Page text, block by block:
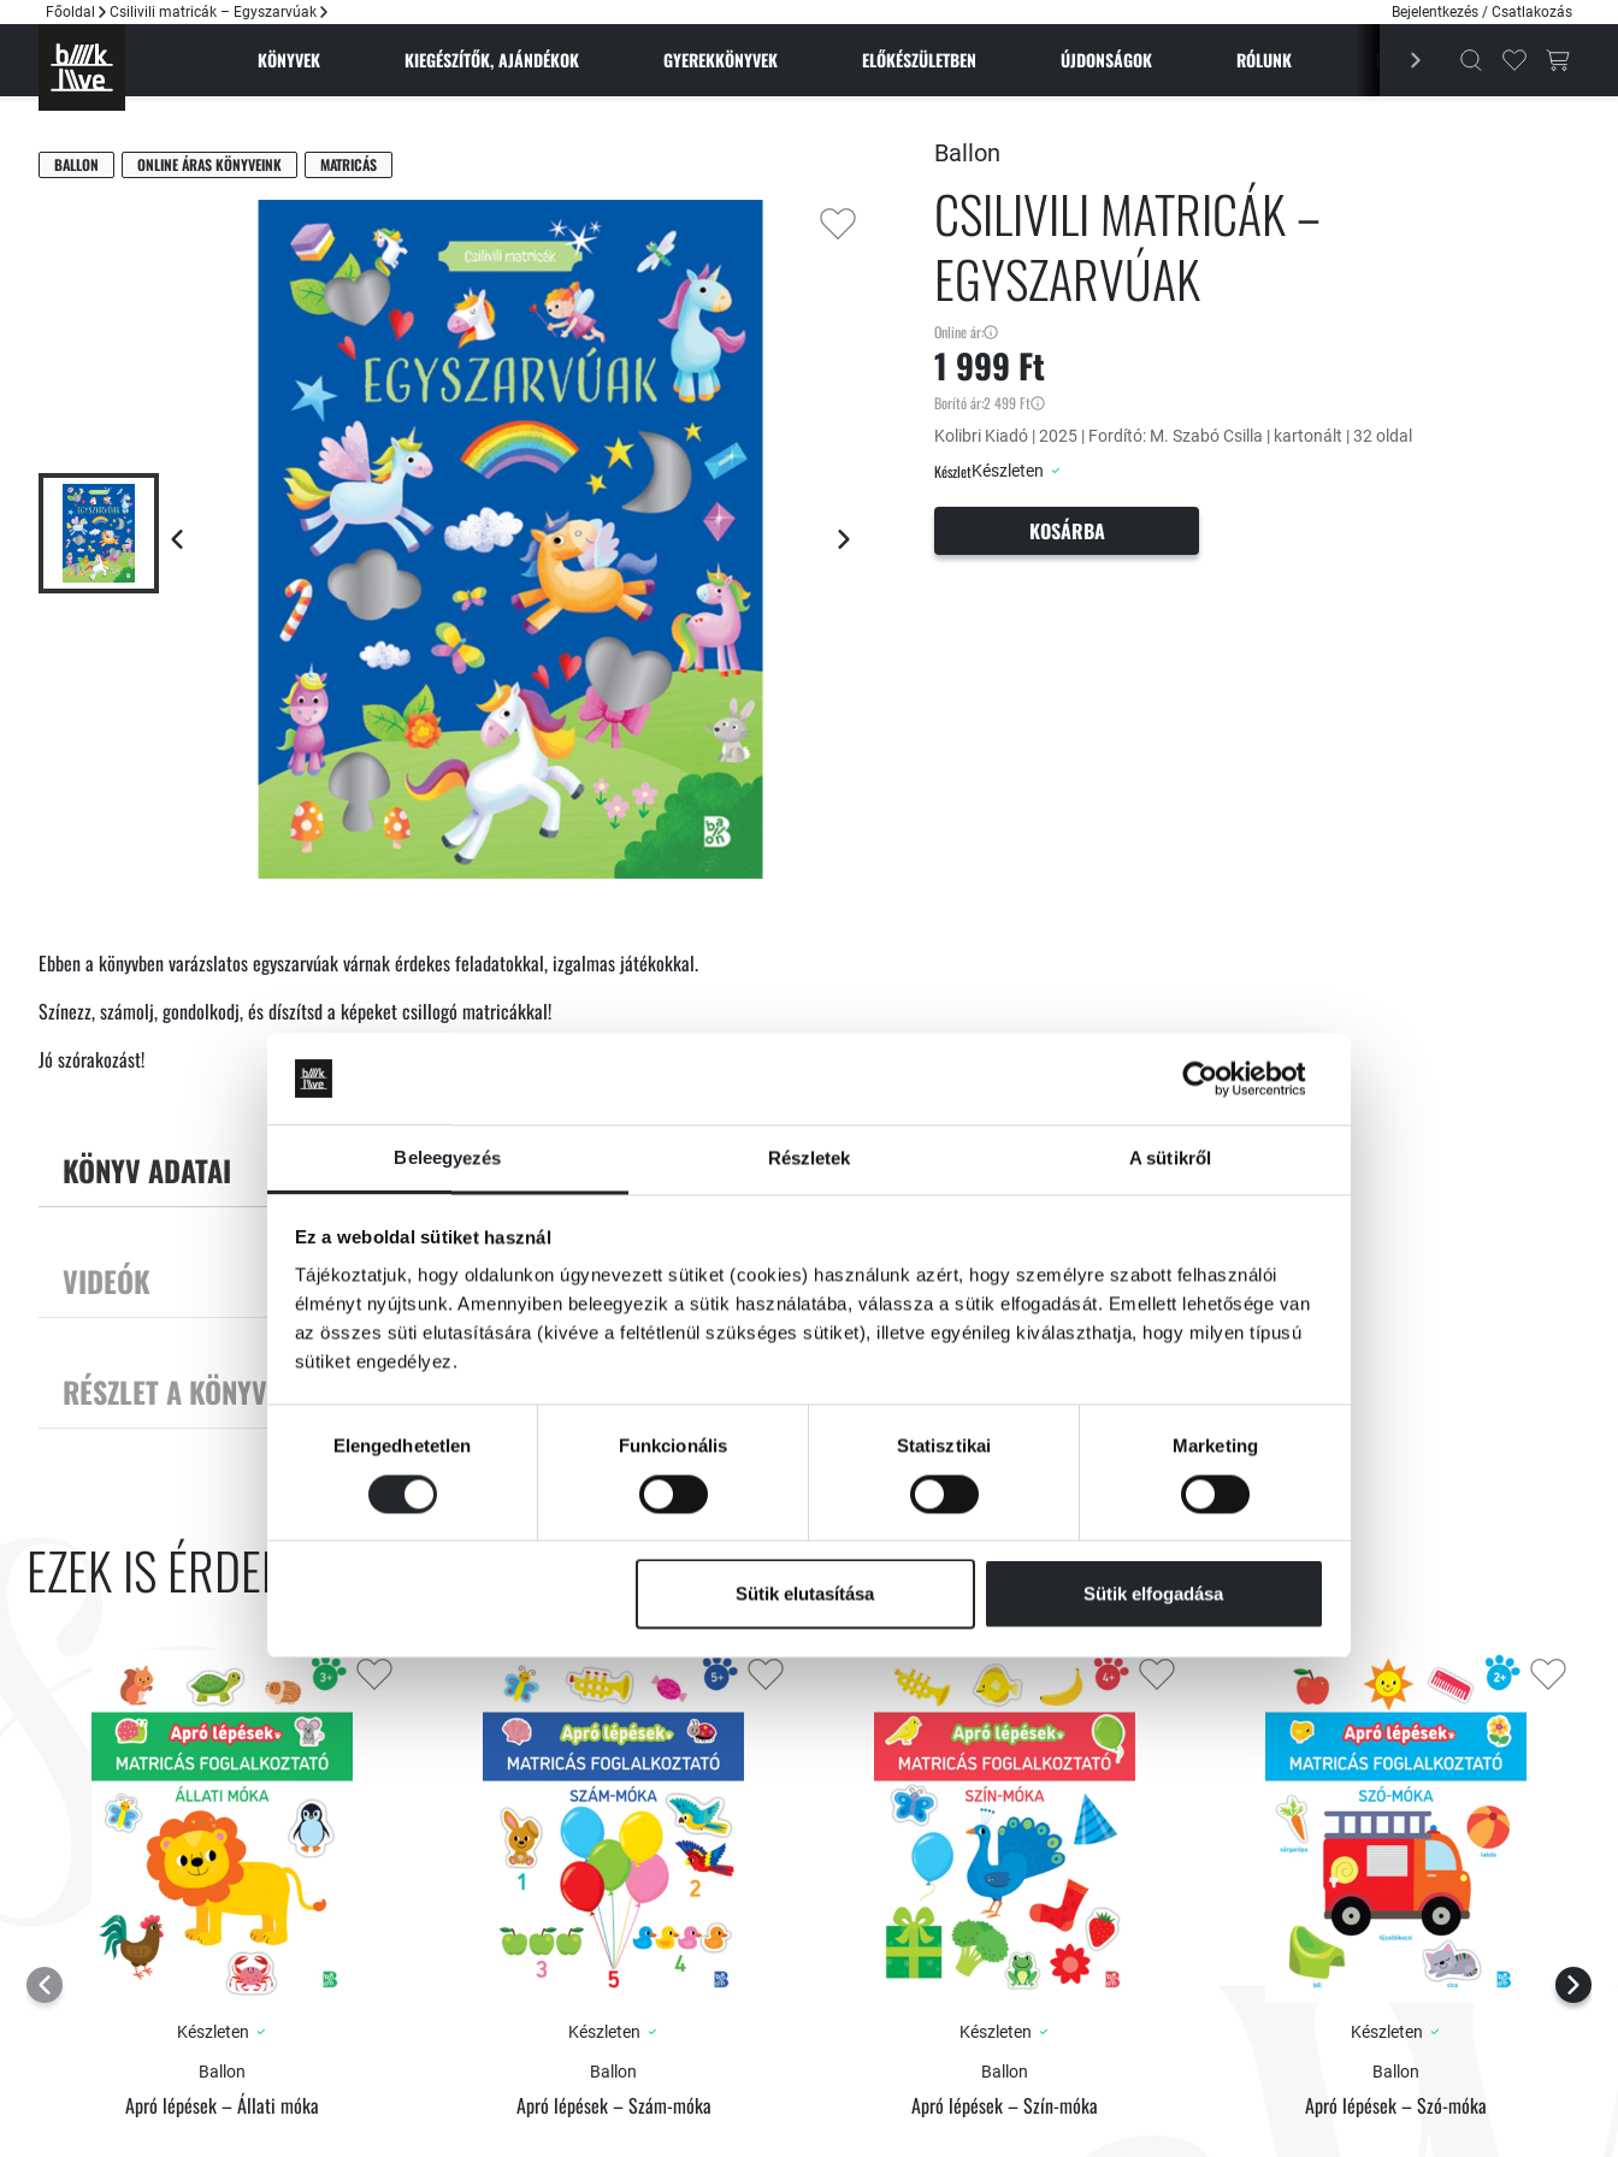
Beleegyezés Részletek A sütikről
Ez a weboldal sütiket használ
Tájékoztatjuk, hogy oldalunkon úgynevezett sütiket (cookies) használunk azért, hogy személyre szabott felhasználói
élményt nyújtsunk. Amennyiben beleegyezik a sütik használatába, válassza a sütik elfogadását. Emellett lehetősége van
az összes süti elutasítására (kivéve a feltétlenül szükséges sütiket), illetve egyénileg kiválaszthatja, hogy milyen típusú
sütiket engedélyez.
kiválasztásaElengedhetetlen Funkcionális Statisztikai Marketing
Sütik elutasítása Sütik elfogadása
Főoldal Csilivili matricák – Egyszarvúak Bejelentkezés / Csatlakozás
KÖNYVEK KIEGÉSZÍTŐK, AJÁNDÉKOK GYEREKKÖNYVEK ELŐKÉSZÜLETBEN ÚJDONSÁGOK RÓLUNK BESTSELLEREK MAGAZIN
BALLON ONLINE ÁRAS KÖNYVEINK MATRICÁS
Ebben a könyvben varázslatos egyszarvúak várnak érdekes feladatokkal, izgalmas játékokkal.
Színezz, számolj, gondolkodj, és díszítsd a képeket csillogó matricákkal!
Jó szórakozást!
KÖNYV ADATAI
VIDEÓK
RÉSZLET A KÖNYVBŐL
Ballon
CSILIVILI MATRICÁK –
EGYSZARVÚAK
Online ár:
1 999 Ft
Borító ár:2 499 Ft
Kolibri Kiadó | 2025 | Fordító: M. Szabó Csilla | kartonált | 32 oldal
KészletKészleten
KOSÁRBA
EZEK IS ÉRDEKELHETNEK
Készleten
Ballon
Apró lépések – Állati móka
Készleten
Ballon
Apró lépések – Szám-móka
Készleten
Ballon
Apró lépések – Szín-móka
Készleten
Ballon
Apró lépések – Szó-móka